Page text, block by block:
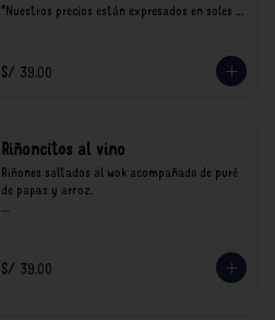
*Nuestros precios están expresados en soles e
S/ 39.00
Riñoncitos al vino
Riñones saltados al wok acompañado de puré
de papas y arroz.
consumo.
S/ 39.00